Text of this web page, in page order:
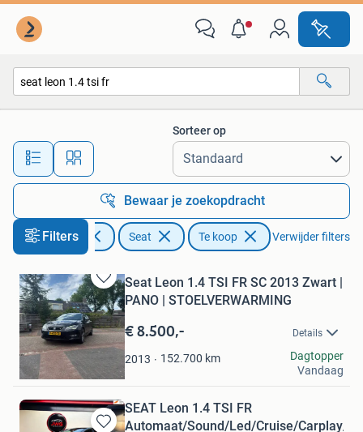
Alle afstanden…
Sorteer op
Bewaar je zoekopdracht
Filters
Auto's Seat Te koop Verwijder filters
Bewaren
in
Mijn
Favorieten
Seat Leon 1.4 TSI FR SC 2013 Zwart |
PANO | STOELVERWARMING
€ 8.500,- Details
2013 152.700 km
J. Rijks
Heerhugowaard
Dagtopper
Vandaag
SEAT Leon 1.4 TSI FR
Automaat/Sound/Led/Cruise/Carplay/